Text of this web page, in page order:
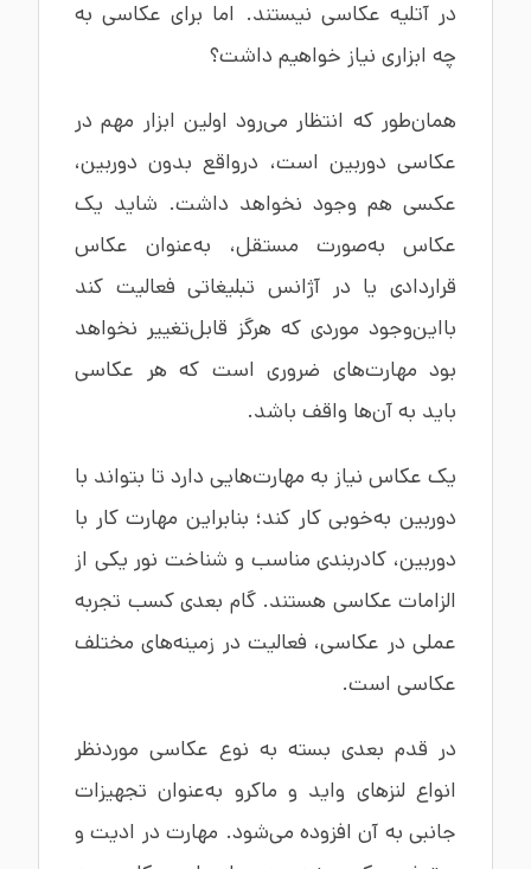
در آتلیه عکاسی نیستند. اما برای عکاسی به
چه ابزاری نیاز خواهیم داشت؟
همان‌طور که انتظار می‌رود اولین ابزار مهم در
عکاسی دوربین است، درواقع بدون دوربین،
عکسی هم وجود نخواهد داشت. شاید یک
عکاس به‌صورت مستقل، به‌عنوان عکاس
قراردادی یا در آژانس تبلیغاتی فعالیت کند
بااین‌وجود موردی که هرگز قابل‌تغییر نخواهد
بود مهارت‌های ضروری است که هر عکاسی
باید به آن‌ها واقف باشد.
یک عکاس نیاز به مهارت‌هایی دارد تا بتواند با
دوربین به‌خوبی کار کند؛ بنابراین مهارت کار با
دوربین، کادربندی مناسب و شناخت نور یکی از
الزامات عکاسی هستند. گام بعدی کسب تجربه
عملی در عکاسی، فعالیت در زمینه‌های مختلف
عکاسی است.
در قدم بعدی بسته به نوع عکاسی موردنظر
انواع لنزهای واید و ماکرو به‌عنوان تجهیزات
جانبی به آن افزوده می‌شود. مهارت در ادیت و